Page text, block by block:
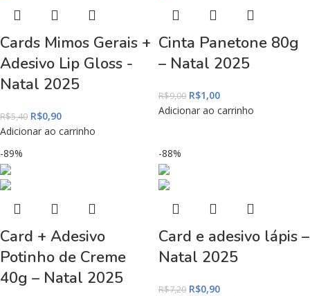
Cards Mimos Gerais +
Adesivo Lip Gloss -
Natal 2025
R$5,40 R$0,90
Adicionar ao carrinho
Cinta Panetone 80g
– Natal 2025
R$9,00 R$1,00
Adicionar ao carrinho
-89%
Card + Adesivo
Potinho de Creme
40g – Natal 2025
-88%
Card e adesivo lápis –
Natal 2025
R$7,20 R$0,90